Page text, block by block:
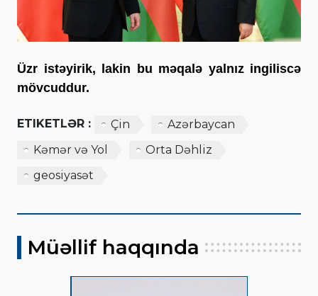
Üzr istəyirik, lakin bu məqalə yalnız ingiliscə
mövcuddur.
ETIKETLƏR : Çin
Azərbaycan
Kəmər və Yol
Orta Dəhliz
geosiyasət
Müəllif haqqında